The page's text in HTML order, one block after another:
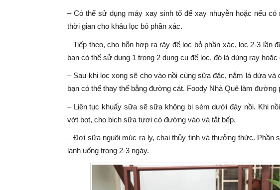
– Có thể sử dụng máy xay sinh tố để xay nhuyễn hoặc nếu
thời gian cho khâu lọc bỏ phần xác.
– Tiếp theo, cho hỗn hợp ra rây để lọc bỏ phần xác, lọc 2-3 lần
bạn có thể sử dụng 1 trong 2 dụng cụ để lọc, đó là dùng ray hoặc
– Sau khi lọc xong sẽ cho vào nồi cùng sữa đặc, nắm lá dứa
bạn có thể thay thế bằng đường cát. Foody Nhà Quê làm
– Liên tục khuấy sữa sẽ sữa không bị sém dưới đáy nồi. Khi
vớt bọt, cho bịch sữa tươi có đường vào và tắt bếp.
– Đợi sữa nguội múc ra ly, chai thủy tinh và thưởng thức. Phần
lạnh uống trong 2-3 ngày.